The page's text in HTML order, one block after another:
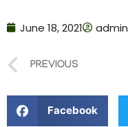
June 18, 2021 admin
PREVIOUS
Facebook